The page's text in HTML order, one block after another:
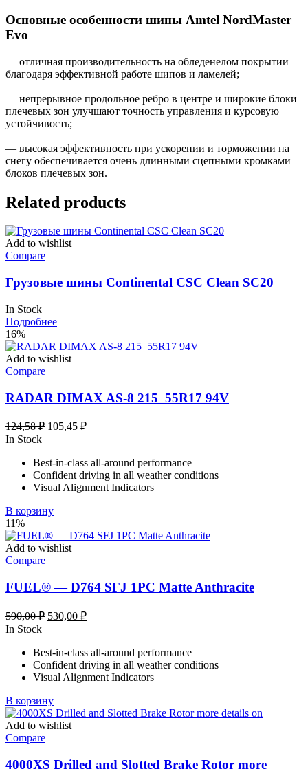
Основные особенности шины Amtel NordMaster
Evo
— отличная производительность на обледенелом покрытии
благодаря эффективной работе шипов и ламелей;
— непрерывное продольное ребро в центре и широкие блоки
плечевых зон улучшают точность управления и курсовую
устойчивость;
— высокая эффективность при ускорении и торможении на
снегу обеспечивается очень длинными сцепными кромками
блоков плечевых зон.
Related products
Add to wishlist
Compare
Грузовые шины Continental CSC Clean SC20
In Stock
Подробнее
16%
Add to wishlist
Compare
RADAR DIMAX AS-8 215_55R17 94V
124,58₽ Первоначальная
124,58 ₽.
105,45 ₽Текущая
In Stock
Best-in-class all-around performance
Confident driving in all weather conditions
Visual Alignment Indicators
В корзину
11%
Add to wishlist
Compare
FUEL® — D764 SFJ 1PC Matte Anthracite
590,00₽ Первоначальная
590,00 ₽.
530,00 ₽Текущая
In Stock
Best-in-class all-around performance
Confident driving in all weather conditions
Visual Alignment Indicators
В корзину
Add to wishlist
Compare
4000XS Drilled and Slotted Brake Rotor more